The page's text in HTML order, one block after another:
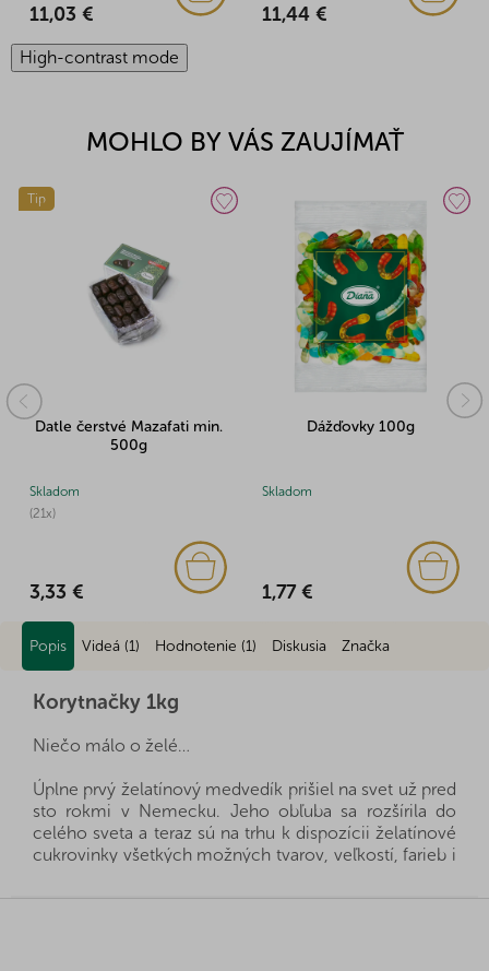
11,03 € 11,44 €
High-contrast mode
MOHLO BY VÁS ZAUJÍMAŤ
Tip
Datle čerstvé Mazafati min.
500g
(21x)
Skladom
3,33 €
Dážďovky 100g
Skladom
1,77 €
Popis Videá (1) Hodnotenie (1) Diskusia Značka
Korytnačky 1kg
Niečo málo o želé…
Úplne prvý želatínový medvedík prišiel na svet už pred
sto rokmi v Nemecku. Jeho obľuba sa rozšírila do
celého sveta a teraz sú na trhu k dispozícii želatínové
cukrovinky všetkých možných tvarov, veľkostí, farieb i
nesmú chýbať na žiadnej detskej oslave. Mohlo by sa